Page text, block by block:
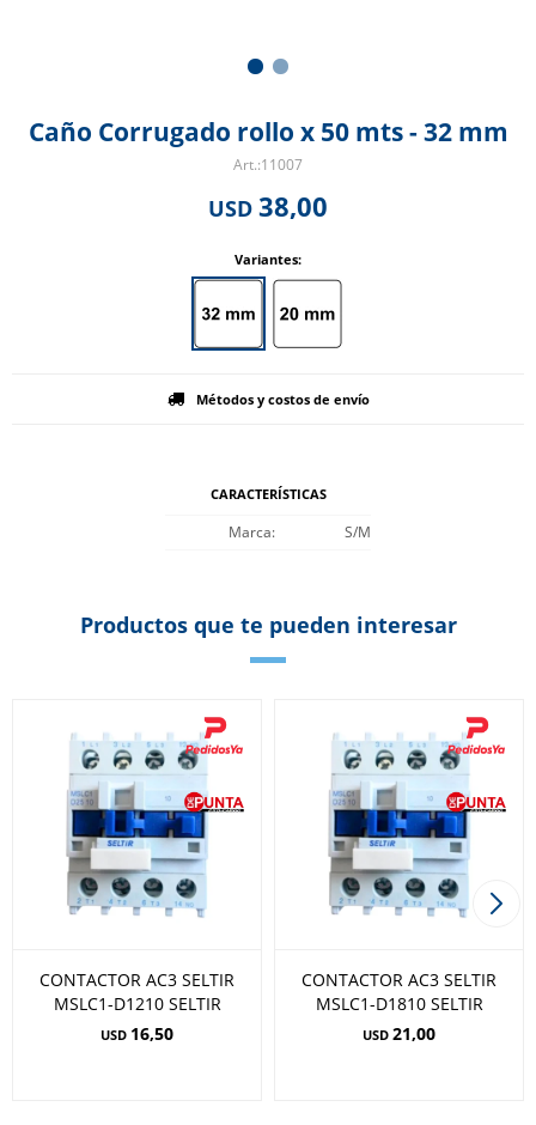
Caño Corrugado rollo x 50 mts - 32 mm
11007
USD 38,00
Variantes:
Métodos y costos de envío
CARACTERÍSTICAS
Marca S/M
Productos que te pueden interesar
CONTACTOR AC3 SELTIR
MSLC1-D1210 SELTIR
USD 16,50
CONTACTOR AC3 SELTIR
MSLC1-D1810 SELTIR
USD 21,00